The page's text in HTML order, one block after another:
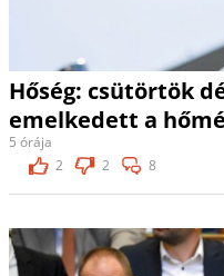
Hőség: csütörtök
emelkedett a
5 órája
2
2 8